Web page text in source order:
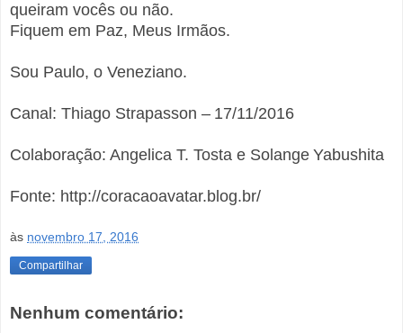
queiram vocês ou não.
Fiquem em Paz, Meus Irmãos.
Sou Paulo, o Veneziano.
Canal: Thiago Strapasson – 17/11/2016
Colaboração: Angelica T. Tosta e Solange Yabushita
Fonte: http://coracaoavatar.blog.br/
às novembro 17, 2016
Compartilhar
Nenhum comentário: